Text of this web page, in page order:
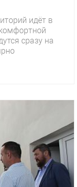
идёт в
сразу на